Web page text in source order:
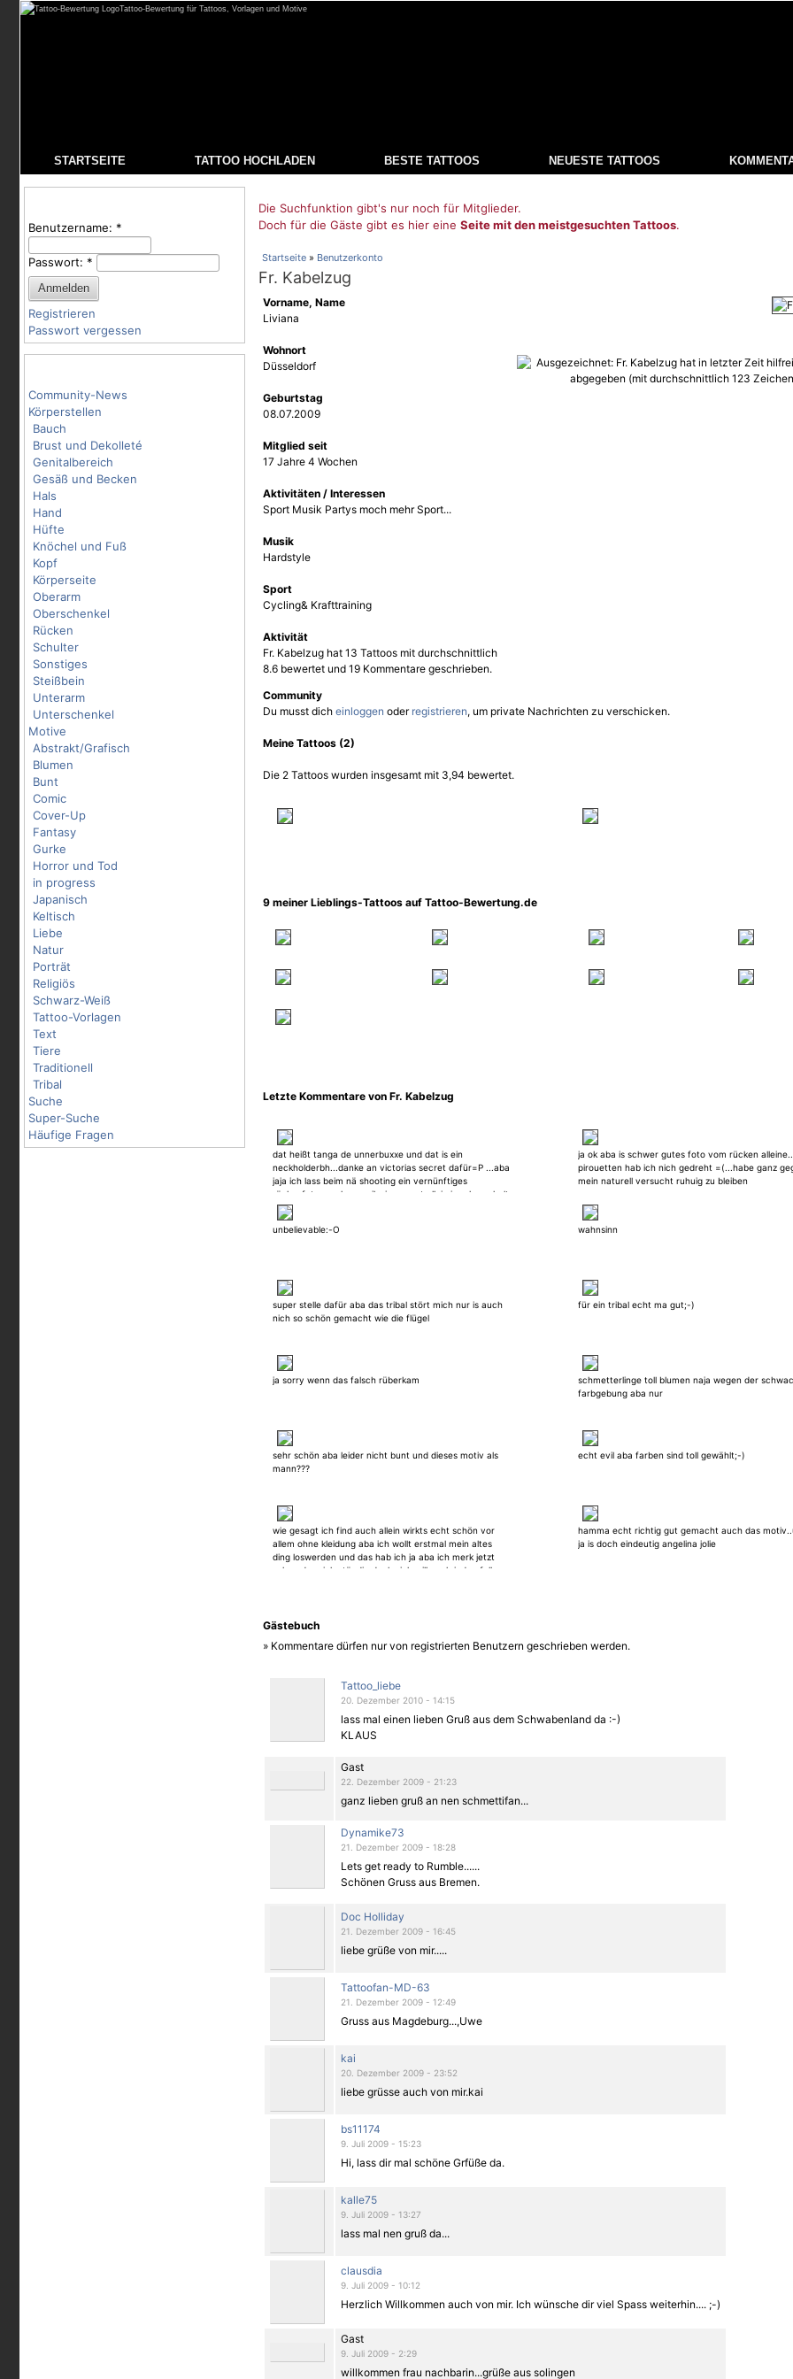
Tattoo-Bewertung für Tattoos, Vorlagen und Motive
STARTSEITE TATTOO HOCHLADEN BESTE TATTOOS NEUESTE TATTOOS
Benutzername: *
Passwort: *
Registrieren
Passwort vergessen
Community-News
Körperstellen
Bauch
Brust und Dekolleté
Genitalbereich
Gesäß und Becken
Hals
Hand
Hüfte
Knöchel und Fuß
Kopf
Körperseite
Oberarm
Oberschenkel
Rücken
Schulter
Sonstiges
Steißbein
Unterarm
Unterschenkel
Motive
Abstrakt/Grafisch
Blumen
Bunt
Comic
Cover-Up
Fantasy
Gurke
Horror und Tod
in progress
Japanisch
Keltisch
Liebe
Natur
Porträt
Religiös
Schwarz-Weiß
Tattoo-Vorlagen
Text
Tiere
Traditionell
Tribal
Suche
Super-Suche
Häufige Fragen
Die Suchfunktion gibt's nur noch für Mitglieder.
Doch für die Gäste gibt es hier eine Seite mit den meistgesuchten Tattoos.
Startseite » Benutzerkonto
Fr. Kabelzug
Vorname, Name
Liviana
Wohnort
Düsseldorf
Geburtstag
08.07.2009
Mitglied seit
17 Jahre 4 Wochen
Aktivitäten / Interessen
Sport Musik Partys moch mehr Sport...
Musik
Hardstyle
Sport
Cycling& Krafttraining
Aktivität
Fr. Kabelzug hat 13 Tattoos mit durchschnittlich
8.6 bewertet und 19 Kommentare geschrieben.
Community
Du musst dich einloggen oder registrieren, um private Nachrichten zu verschicken.
Meine Tattoos (2)
Die 2 Tattoos wurden insgesamt mit 3,94 bewertet.
9 meiner Lieblings-Tattoos auf Tattoo-Bewertung.de
Letzte Kommentare von Fr. Kabelzug
dat heißt tanga de unnerbuxxe und dat is ein
neckholderbh...danke an victorias secret dafür=P ...aba
jaja ich lass beim nä shooting ein vernünftiges
rückenfoto machen weil wie gesagt allein is schwer halt
und ich mach normal alle meine fotos alleine
ja ok aba is schwer gutes foto vom rücken
pirouetten hab ich nich gedreht =(...habe ganz
mein naturell versucht ruhuig zu bleiben
unbelievable:-O wahnsinn
super stelle dafür aba das tribal stört mich nur is auch
nich so schön gemacht wie die flügel
für ein tribal echt ma gut;-)
ja sorry wenn das falsch rüberkam
schmetterlinge toll blumen naja wegen der
farbgebung aba nur
sehr schön aba leider nicht bunt und dieses motiv als
mann???
echt evil aba farben sind toll gewählt;-)
wie gesagt ich find auch allein wirkts echt schön vor
allem ohne kleidung aba ich wollt erstmal mein altes
ding loswerden und das hab ich ja aba ich merk jetzt
schon dass ich ständig denke ich will auch jeden fall
zum nacken hochgehen... und ja kreativ is der ralph auf
hamma echt richtig gut gemacht auch das
ja is doch eindeutig angelina jolie
Gästebuch
» Kommentare dürfen nur von registrierten Benutzern geschrieben werden.
Tattoo_liebe
20. Dezember 2010 - 14:15
lass mal einen lieben Gruß aus dem Schwabenland da :-)
KLAUS
Gast
22. Dezember 2009 - 21:23
ganz lieben gruß an nen schmettifan...
Dynamike73
21. Dezember 2009 - 18:28
Lets get ready to Rumble......
Schönen Gruss aus Bremen.
Doc Holliday
21. Dezember 2009 - 16:45
liebe grüße von mir.....
Tattoofan-MD-63
21. Dezember 2009 - 12:49
Gruss aus Magdeburg...,Uwe
kai
20. Dezember 2009 - 23:52
liebe grüsse auch von mir.kai
bs11174
9. Juli 2009 - 15:23
Hi, lass dir mal schöne Grfüße da.
kalle75
9. Juli 2009 - 13:27
lass mal nen gruß da...
clausdia
9. Juli 2009 - 10:12
Herzlich Willkommen auch von mir. Ich wünsche dir viel Spass weiterhin.... ;-)
Gast
9. Juli 2009 - 2:29
willkommen frau nachbarin...grüße aus solingen